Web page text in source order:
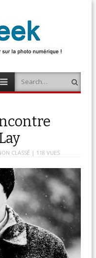
Search
CLASSÉ | 118 VUES